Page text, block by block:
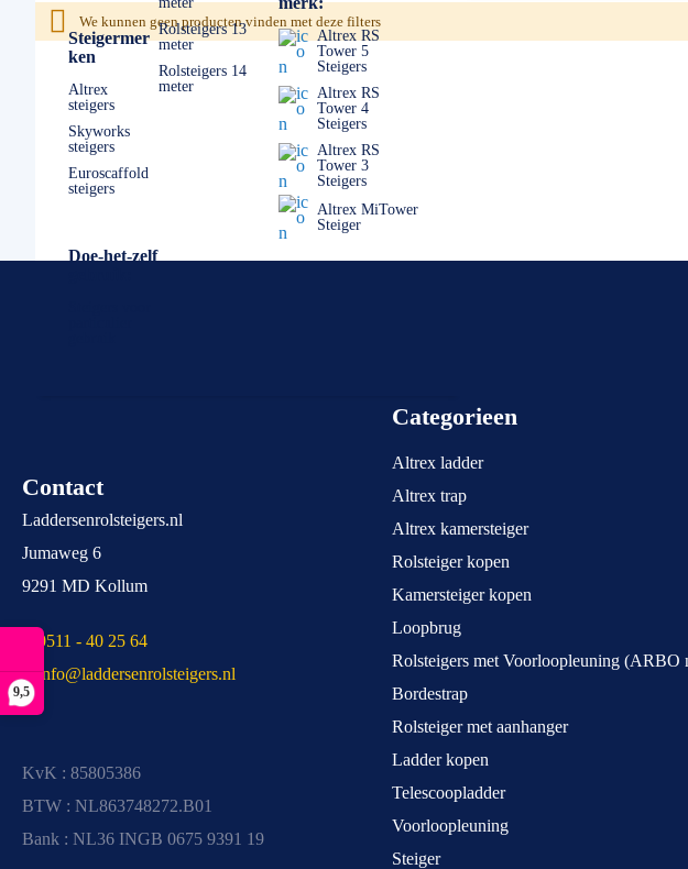
9,5
Steigermer
ken
Altrex
steigers
Skyworks
steigers
Euroscaffold
steigers
Doe-het-zelf
Rolsteigers 13
meter
Rolsteigers 14
meter
Altrex RS
Tower 5
Steigers
Altrex RS
Tower 4
Steigers
Altrex RS
Tower 3
Steigers
Altrex MiTower
Steiger
Mocht u er echt niet uitkomen, dan staan wij altijd voor u klaar. U kunt ons bereiken op
We kunnen geen producten vinden met deze filters
Contact
Laddersenrolsteigers.nl
Jumaweg 6
9291 MD Kollum
T 0511 - 40 25 64
E info@laddersenrolsteigers.nl
KvK : 85805386
BTW : NL863748272.B01
Bank : NL36 INGB 0675 9391 19
Categorieen
Altrex ladder
Altrex trap
Altrex kamersteiger
Rolsteiger kopen
Kamersteiger kopen
Loopbrug
Rolsteigers met Voorloopleuning (ARBO
Bordestrap
Rolsteiger met aanhanger
Ladder kopen
Telescoopladder
Voorloopleuning
Steiger